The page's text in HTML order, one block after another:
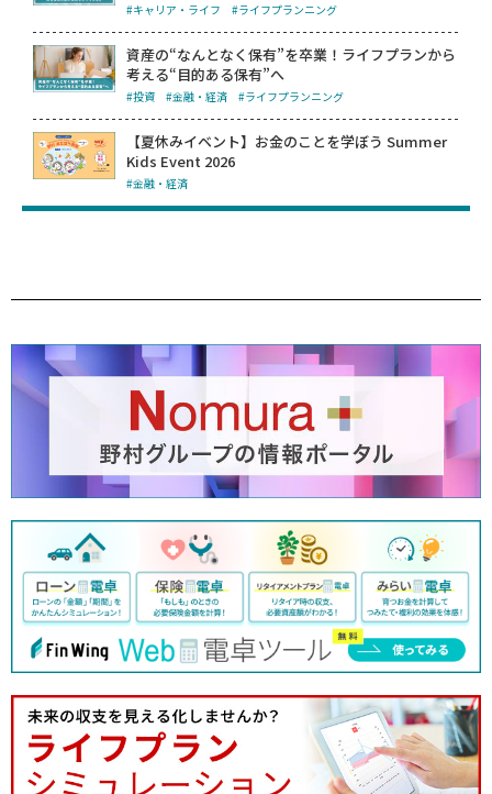
#キャリア・ライフ #ライフプランニング
資産の“なんとなく保有”を卒業！ライフプランから
考える“目的ある保有”へ
#投資 #金融・経済 #ライフプランニング
【夏休みイベント】お金のことを学ぼう Summer
Kids Event 2026
#金融・経済